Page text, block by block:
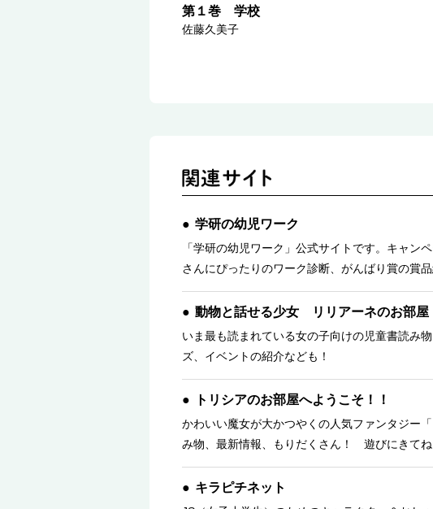
第１巻 学校
佐藤久美子
学研の幼児ワーク
「学研の幼児ワーク」公式サイトです。キャン
さんにぴったりのワーク診断、がんばり賞の賞
動物と話せる少女 リリアーネのお部屋
いま最も読まれている女の子向けの児童書読み
ズ、イベントの紹介なども！
トリシアのお部屋へようこそ！！
かわいい魔女が大かつやくの人気ファンタジー
み物、最新情報、もりだくさん！ 遊びにきて
キラピチネット